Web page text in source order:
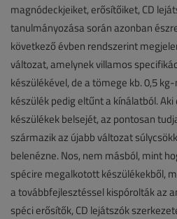
magnódeckjeiket, erősítőiket, CD
tanulmányozása során azonban
következő évben rendszerint
változat, amelynek villamos
készülékével, de a tömege kb. 0,5
készülék pedig eltűnt a kínálatból.
készülékek belsejét, az pontosan
származik az újabb változat
belenézne. Nos, nem másból, mint
spécire megalkotott készülékekből,
a továbbfejlesztéssel kispórolták az
spéci erősítők, CD lejátszók